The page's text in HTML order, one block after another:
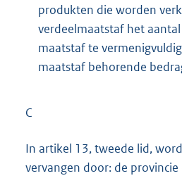
produkten die worden
verdeelmaatstaf het
maatstaf te
maatstaf behorende
C
In artikel 13, tweede lid,
vervangen door: de